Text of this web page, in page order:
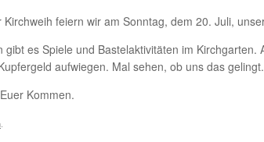
Kirchweih feiern wir am Sonntag, dem 20. Juli,
gibt es Spiele und Bastelaktivitäten im
aufwiegen. Mal sehen, ob uns das gelingt.
Kommen.